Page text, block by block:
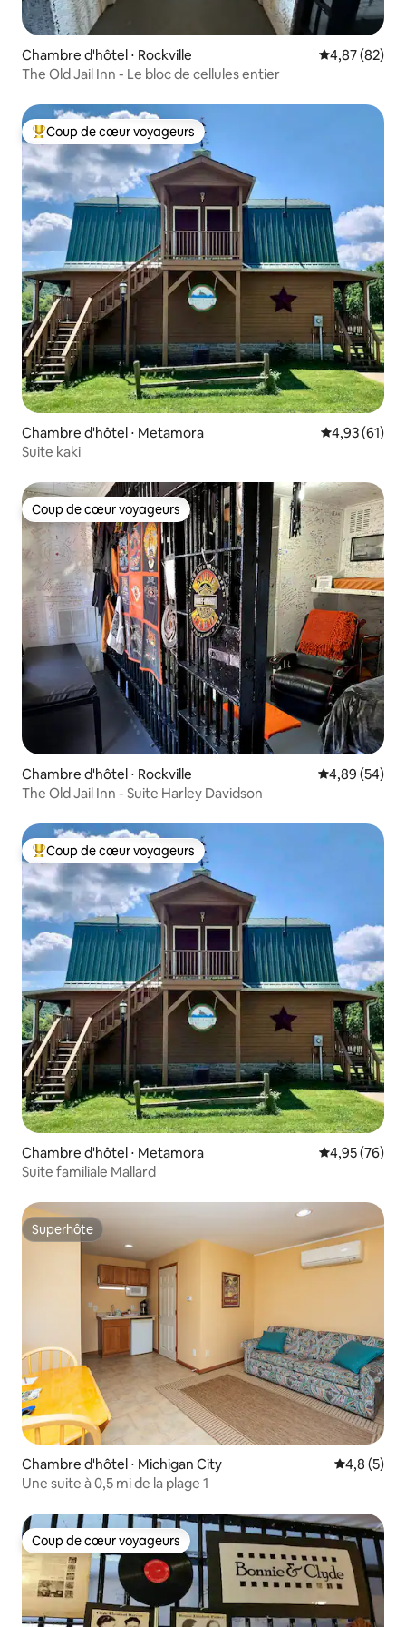
Chambre d'hôtel ⋅ Rockville Évaluation
4,87 (82)
The Old Jail Inn - Le bloc de cellules entier
Coups de cœur voyageurs les plus appréciés
Coup de cœur voyageurs
Chambre d'hôtel ⋅ Metamora Évaluation
4,93 (61)
Suite kaki
Coup de cœur voyageurs
Coup de cœur voyageurs
Chambre d'hôtel ⋅ Rockville Évaluation
4,89 (54)
The Old Jail Inn - Suite Harley Davidson
Coups de cœur voyageurs les plus appréciés
Coup de cœur voyageurs
Chambre d'hôtel ⋅ Metamora Évaluation
4,95 (76)
Suite familiale Mallard
Superhôte
Superhôte
Chambre d'hôtel ⋅ Michigan City Évaluation
4,8 (5)
Une suite à 0,5 mi de la plage 1
Coup de cœur voyageurs
Coup de cœur voyageurs